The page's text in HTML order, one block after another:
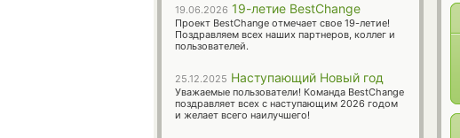
19.06.2026 19-летие BestChange
Проект BestChange отмечает свое 19-летие!
Поздравляем всех наших партнеров, коллег и
пользователей.
25.12.2025 Наступающий Новый год
Уважаемые пользователи! Команда BestChange
поздравляет всех с наступающим 2026 годом
и желает всего наилучшего!